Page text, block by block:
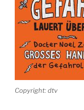
Copyright: dtv